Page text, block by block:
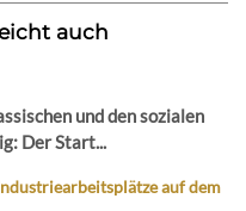
auch
und den sozialen
Der Start...
auf dem